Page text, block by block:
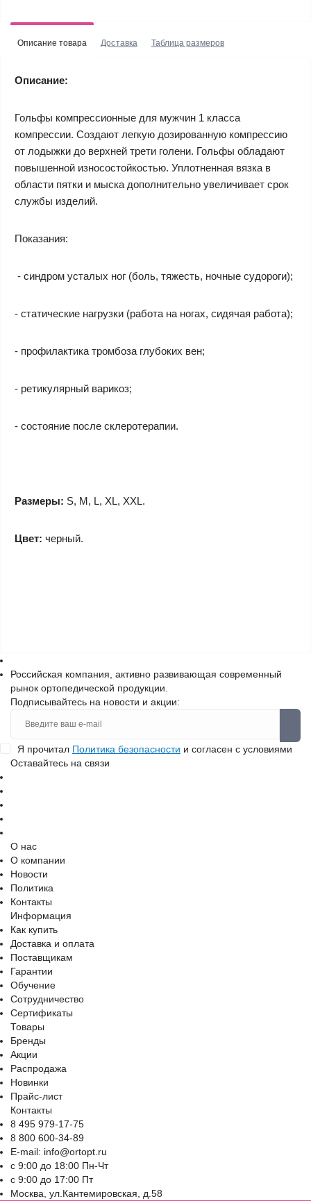
Описание товара Доставка Таблица размеров
Описание:
Гольфы компрессионные для мужчин 1 класса
компрессии. Создают легкую дозированную компрессию
от лодыжки до верхней трети голени. Гольфы обладают
повышенной износостойкостью. Уплотненная вязка в
области пятки и мыска дополнительно увеличивает срок
службы изделий.
Показания:
- синдром усталых ног (боль, тяжесть, ночные судороги);
- статические нагрузки (работа на ногах, сидячая работа);
- профилактика тромбоза глубоких вен;
- ретикулярный варикоз;
- состояние после склеротерапии.
Размеры: S, M, L, XL, XXL.
Цвет: черный.
Российская компания, активно развивающая современный
рынок ортопедической продукции.
Подписывайтесь на новости и акции:
Я прочитал Политика безопасности и согласен с условиями
Оставайтесь на связи
О нас
О компании
Новости
Политика
Контакты
Информация
Как купить
Доставка и оплата
Поставщикам
Гарантии
Обучение
Сотрудничество
Сертификаты
Товары
Бренды
Акции
Распродажа
Новинки
Прайс-лист
Контакты
8 495 979-17-75
8 800 600-34-89
E-mail: info@ortopt.ru
c 9:00 до 18:00 Пн-Чт
c 9:00 до 17:00 Пт
Москва, ул.Кантемировская, д.58